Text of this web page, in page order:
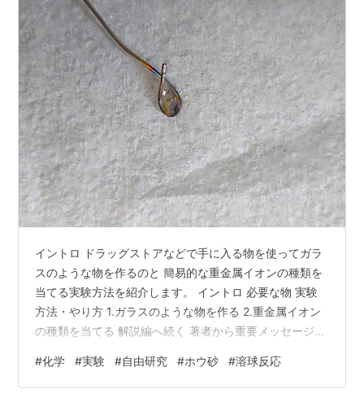
イントロ ドラッグストアなどで手に入る物を使ってガラ
スのような物を作るのと 簡易的な重金属イオンの種類を
当てる実験方法を紹介します。 イントロ 必要な物 実験
方法・やり方 1.ガラスのような物を作る 2.重金属イオン
の種類を当てる 解説編へ続く 著者から重要メッセージ
た。 どちらも急いで書いたので誤字やら別の写真を張り
付けているやら 現段階で気が付けた間違いは修正してあ
#化学 #実験 #自由研究 #ホウ砂 #溶球反応